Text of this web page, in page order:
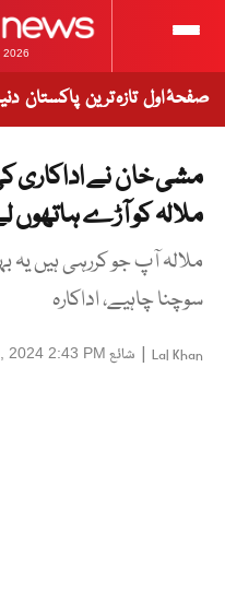
2026
صفحۂ اول تازہ ترین پاکستان
مشی خان نے اداکاری
ملالہ کو آڑے ہاتھوں
ملالہ آپ جو کررہی ہیں
سوچنا چاہیے، اداکارہ
Lal Khan
| شائع 2024 2:43 PM